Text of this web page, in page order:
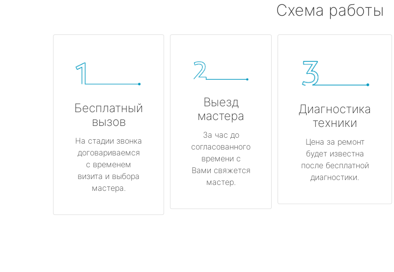
Схема работы
Бесплатный
вызов
На стадии звонка
договариваемся
с временем
визита и выбора
мастера.
Выезд
мастера
За час до
согласованного
времени с
Вами свяжется
мастер.
Диагностика
техники
Цена за ремонт
будет известна
после бесплатной
диагностики.